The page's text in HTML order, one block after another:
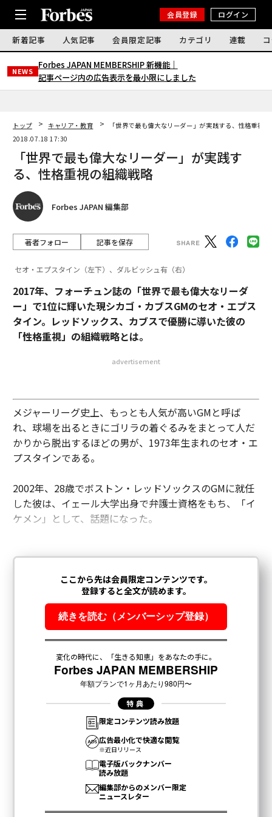
会員登録 ログイン
新着記事 人気記事 会員限定記事 カテゴリ 連載
NEWS
Forbes JAPAN MEMBERSHIP 新機能｜
記事ページ内の広告表示を最小限にしました
トップ キャリア・教育
「世界で最も偉大なリーダー」が実践する、性格重視
2018.07.18 17:30
「世界で最も偉大なリーダー」が実践す
る、性格重視の組織戦略
Forbes JAPAN 編集部
著者フォロー 記事を保存
セオ・エプスタイン（左下）、ダルビッシュ有（右）
2017年、フォーチュン誌の「世界で最も偉大なリーダ
ー」で1位に輝いた現シカゴ・カブスGMのセオ・エプス
タイン。レッドソックス、カブスで優勝に導いた彼の
「性格重視」の組織戦略とは。
advertisement
メジャーリーグ史上、もっとも人気が高いGMと呼ば
れ、球場を出るときにゴリラの着ぐるみをまとって人だ
かりから脱出するほどの男が、1973年生まれのセオ・エ
プスタインである。
2002年、28歳でボストン・レッドソックスのGMに就任
した彼は、イェール大学出身で弁護士資格をもち、「イ
ケメン」として、話題になった。